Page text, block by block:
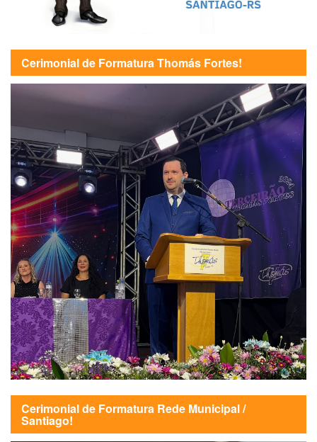
Cerimonial de Formatura Thomás Fortes!
Cerimonial de Formatura Rede Municipal /
Santiago!